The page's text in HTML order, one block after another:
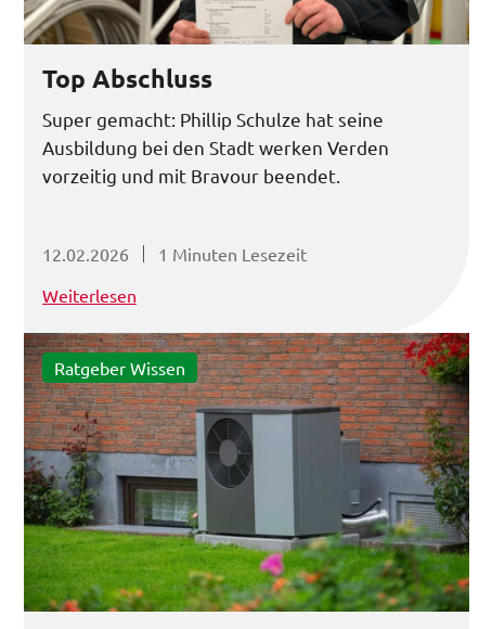
Top Abschluss
Super gemacht: Phillip Schulze hat seine
Ausbildung bei den Stadt werken Verden
vorzeitig und mit Bravour beendet.
12.02.2026
1 Minuten Lesezeit
Weiterlesen
Ratgeber Wissen